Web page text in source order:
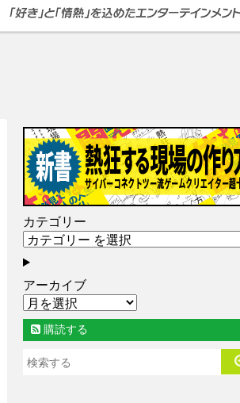
カテゴリー
アーカイブ
購読する